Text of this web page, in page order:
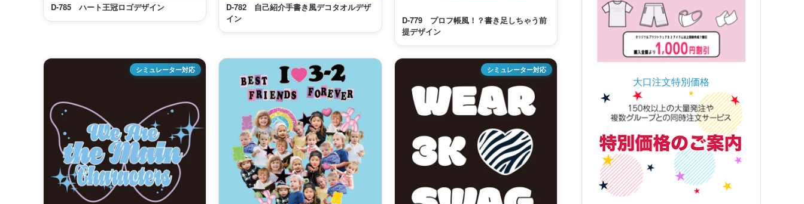
D-785 ハート王冠ロゴデザイン
D-782 自己紹介手書き風デコタオルデザ
イン
D-779 プロフ帳風！？書き足しちゃう前
提デザイン
シミュレーター対応 シミュレーター対応
大口注文特別価格